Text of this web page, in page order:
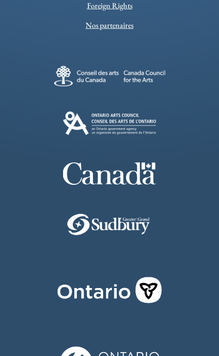
Foreign Rights
Nos partenaires